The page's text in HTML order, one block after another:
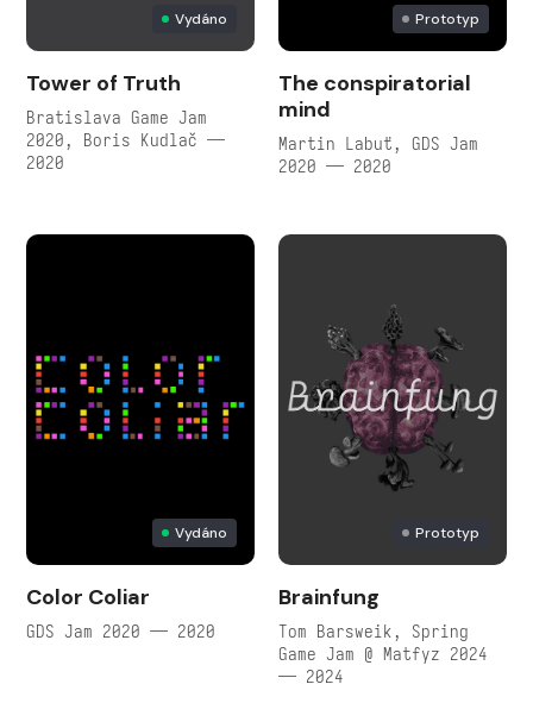
Vydáno
Tower of Truth
Bratislava Game Jam
2020, Boris Kudlač —
2020
Prototyp
The conspiratorial
mind
Martin Labuť, GDS Jam
2020 — 2020
Vydáno
Color Coliar
GDS Jam 2020 — 2020
Prototyp
Brainfung
Tom Barsweik, Spring
Game Jam @ Matfyz 2024
— 2024